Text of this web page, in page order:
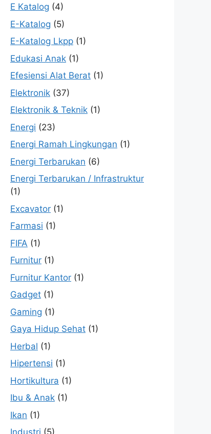
E Katalog (4)
E-Katalog (5)
E-Katalog Lkpp (1)
Edukasi Anak (1)
Efesiensi Alat Berat (1)
Elektronik (37)
Elektronik & Teknik (1)
Energi (23)
Energi Ramah Lingkungan (1)
Energi Terbarukan (6)
Energi Terbarukan / Infrastruktur
(1)
Excavator (1)
Farmasi (1)
FIFA (1)
Furnitur (1)
Furnitur Kantor (1)
Gadget (1)
Gaming (1)
Gaya Hidup Sehat (1)
Herbal (1)
Hipertensi (1)
Hortikultura (1)
Ibu & Anak (1)
Ikan (1)
Industri (5)